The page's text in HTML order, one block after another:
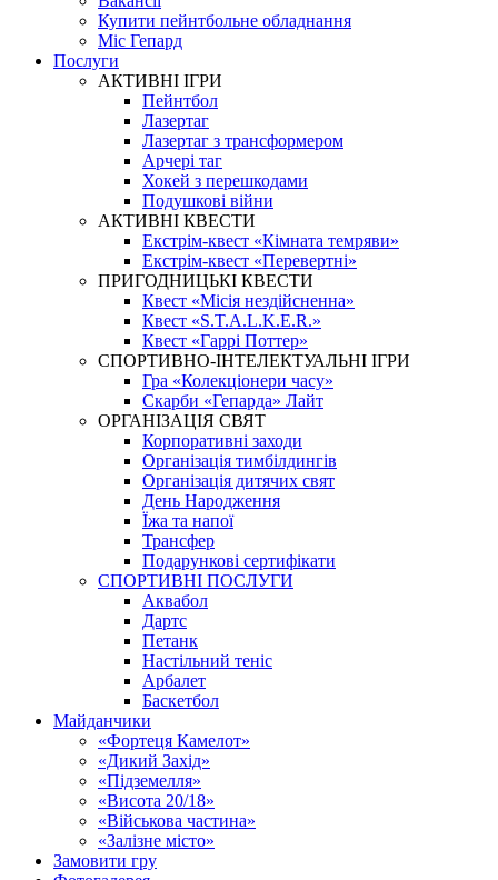
Купити пейнтбольне обладнання
Міс Гепард
Послуги
АКТИВНІ ІГРИ
Пейнтбол
Лазертаг
Лазертаг з трансформером
Арчері таг
Хокей з перешкодами
Подушкові війни
АКТИВНІ КВЕСТИ
Екстрім-квест «Кімната темряви»
Екстрім-квест «Перевертні»
ПРИГОДНИЦЬКІ КВЕСТИ
Квест «Місія нездійсненна»
Квест «S.T.A.L.K.E.R.»
Квест «Гаррі Поттер»
СПОРТИВНО-ІНТЕЛЕКТУАЛЬНІ ІГРИ
Гра «Колекціонери часу»
Скарби «Гепарда» Лайт
ОРГАНІЗАЦІЯ СВЯТ
Корпоративні заходи
Організація тимбілдингів
Організація дитячих свят
День Народження
Їжа та напої
Трансфер
Подарункові сертифікати
СПОРТИВНІ ПОСЛУГИ
Аквабол
Дартс
Петанк
Настільний теніс
Арбалет
Баскетбол
Майданчики
«Фортеця Камелот»
«Дикий Захід»
«Підземелля»
«Висота 20/18»
«Військова частина»
«Залізне місто»
Замовити гру